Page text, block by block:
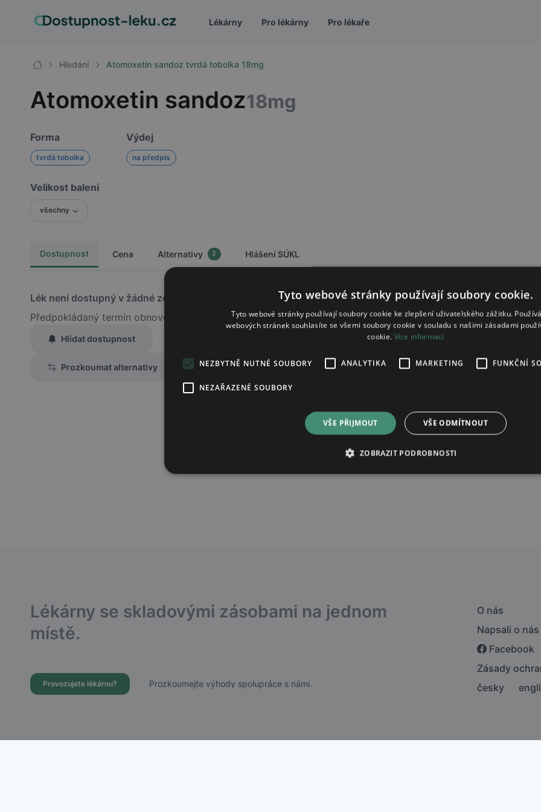
Lékárny Pro lékárny Pro lékaře
Hledání Atomoxetin sandoz tvrdá tobolka 18mg
Atomoxetin sandoz18mg
Forma
tvrdá tobolka
Výdej
na předpis
Velikost balení
všechny
Dostupnost Cena Alternativy 2 Hlášení SÚKL
Lék není dostupný v žádné ze sledovaných lékáren
Předpokládaný termín obnovení dodávky je 2025-03-31 (více informací)
Hlídat dostupnost
Zaslat jednorázově emailem informaci o naskladnění
Atomoxetin sandoz tvrdá tobolka 18mg
slevové nabídky a novinky
Prozkoumat alternativy
Lékárny se skladovými zásobami na jednom
místě.
Provozujete lékárnu? Prozkoumejte výhody spolupráce s námi.
O nás
Napsali o nás
Facebook
Zásady
česky
Tyto webové stránky používají soubory cookie.
Tyto webové stránky používají soubory cookie ke zlepšení uživatelského zážitku.
webových stránek souhlasíte se všemi soubory cookie v souladu s našimi zásadami
cookie. Více informací
NEZBYTNĚ NUTNÉ SOUBORY ANALYTIKA MARKETING FUNKČNÍ
NEZAŘAZENÉ SOUBORY
VŠE PŘIJMOUT VŠE ODMÍTNOUT
ZOBRAZIT PODROBNOSTI